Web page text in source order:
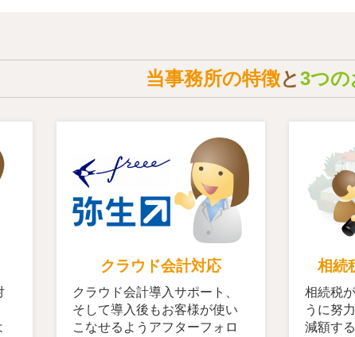
当事務所の特徴と3つの
クラウド会計対応
クラウド会計導入サポート、
そして導入後もお客様が使い
こなせるようアフターフォロ
相続
相続税
うに努
減額す